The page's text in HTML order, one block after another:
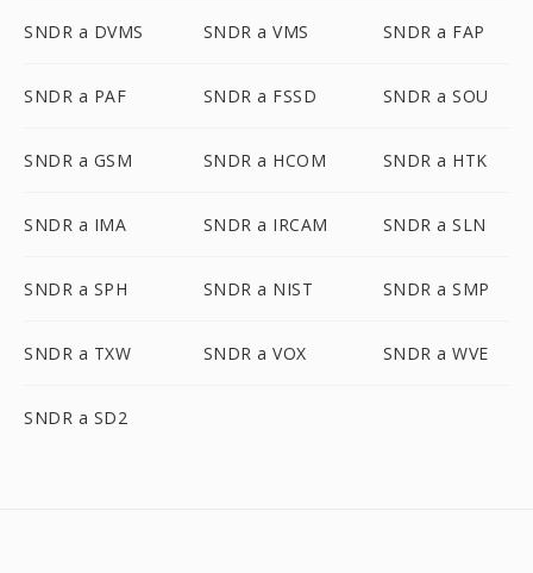
SNDR a DVMS SNDR a VMS SNDR a FAP
SNDR a PAF SNDR a FSSD SNDR a SOU
SNDR a GSM SNDR a HCOM SNDR a HTK
SNDR a IMA SNDR a IRCAM SNDR a SLN
SNDR a SPH SNDR a NIST SNDR a SMP
SNDR a TXW SNDR a VOX SNDR a WVE
SNDR a SD2